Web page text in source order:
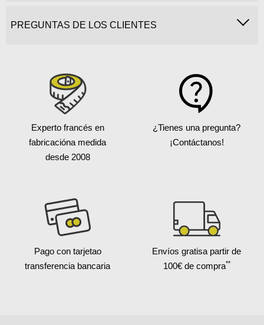
PREGUNTAS DE LOS CLIENTES
Experto francés en
fabricacióna medida
desde 2008
¿Tienes una pregunta?
¡Contáctanos!
Pago con tarjetao
transferencia bancaria
Envíos gratisa partir de
100€ de compra**